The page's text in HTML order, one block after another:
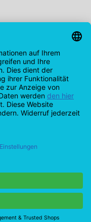
Online Shop
Online Shop in